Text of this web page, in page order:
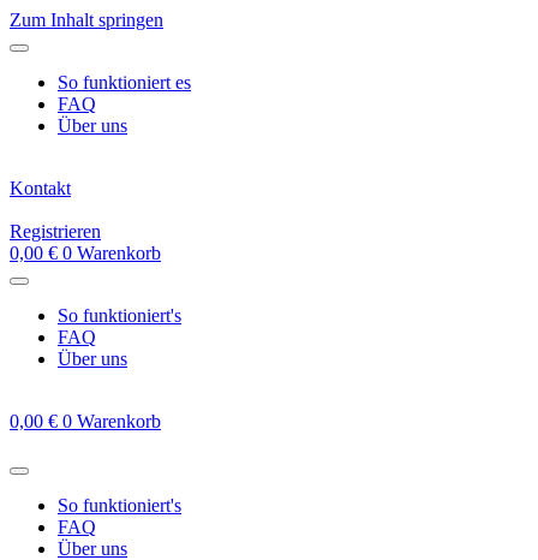
Zum Inhalt springen
So funktioniert es
FAQ
Über uns
Kontakt
Registrieren
0,00 € 0 Warenkorb
So funktioniert's
FAQ
Über uns
0,00 € 0 Warenkorb
So funktioniert's
FAQ
Über uns